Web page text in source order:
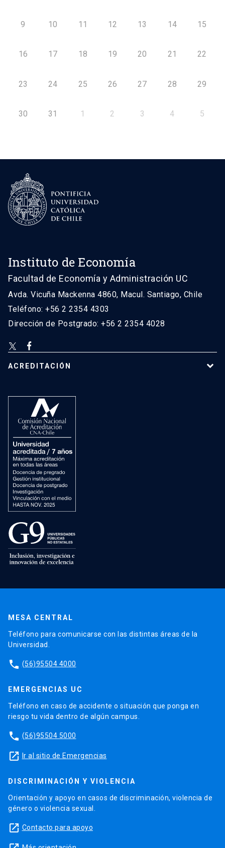
9 10 11 12 13 14 15
16 17 18 19 20 21 22
23 24 25 26 27 28 29
30 31 1 2 3 4 5
Instituto de Economía
Facultad de Economía y Administración UC
Avda. Vicuña Mackenna 4860, Macul. Santiago, Chile
Teléfono: +56 2 2354 4303
Dirección de Postgrado: +56 2 2354 4028
ACREDITACIÓN
MESA CENTRAL
Teléfono para comunicarse con las distintas áreas de la
Universidad.
phone (56)95504 4000
EMERGENCIAS UC
Teléfono en caso de accidente o situación que ponga en
riesgo tu vida dentro de algún campus.
phone (56)95504 5000
launch Ir al sitio de Emergencias
DISCRIMINACIÓN Y VIOLENCIA
Orientación y apoyo en casos de discriminación, violencia de
género o violencia sexual.
launch Contacto para apoyo